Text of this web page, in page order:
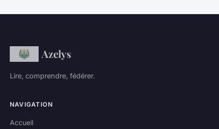
Azelys
Lire, comprendre, fédérer.
NAVIGATION
Accueil